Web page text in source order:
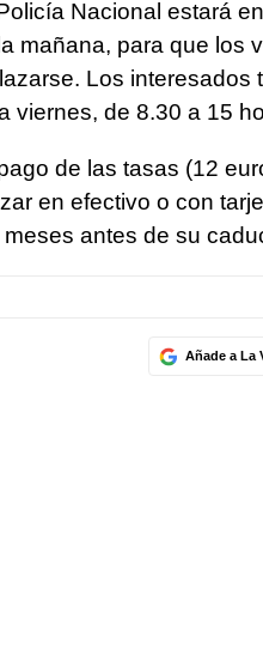
Nacional estará en
mañana, para que los
Los interesados
viernes, de 8.30 a 15
de las tasas (12
en efectivo o con
antes de su
Añade a La